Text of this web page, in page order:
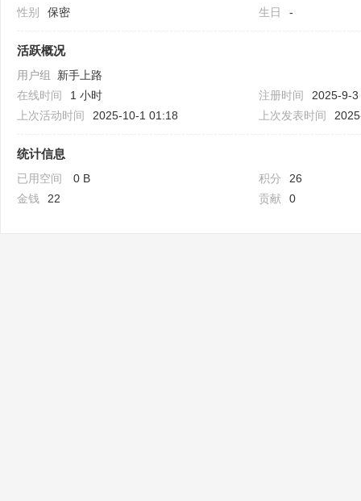
性别 保密 生日 -
活跃概况
用户组 新手上路
在线时间
1 小时 注册时间
2025-9-
上次活动时间
2025-10-1 01:18 上次发表时间
统计信息
已用空间 0 B 积分
26
金钱
22 贡献 0